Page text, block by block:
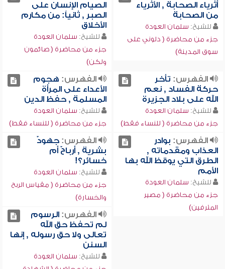
أثرياء الصحابة , الأثرياء
من الصحابة
للشيخ: سلمان العودة
جزء من محاضرة ( دلوني على
سوق المدينة)
الصيام الإنسان على
الصبر , ثانياً: من مكارم
الأخلاق
للشيخ: سلمان العودة
جزء من محاضرة ( صائمون
ولكن)
الفهرس: تأخر
حركة الفساد , نعم
الله على بلاد الجزيرة
للشيخ: سلمان العودة
جزء من محاضرة ( للنساء فقط)
الفهرس: هجوم
الأعداء على المرأة
المسلمة , حفظ الدين
للشيخ: سلمان العودة
جزء من محاضرة ( للنساء فقط)
الفهرس: بوادر
العذاب ومقدماته ,
الطرق التي يوقظ الله بها
الأمم
للشيخ: سلمان العودة
جزء من محاضرة ( مصير
المترفين)
الفهرس:جهودٌ
بشرية , أرباحٌ أم
خسائر؟!
للشيخ: سلمان العودة
جزء من محاضرة ( مقياس الربح
والخسارة)
الفهرس:الرسوم
لم تحفظ حق الله
تعالى ولا حق رسوله , إنها
السنن
للشيخ: سلمان العودة